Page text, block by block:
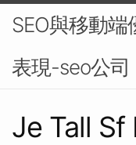
SEO與移動
表現-seo公司
Je Tall